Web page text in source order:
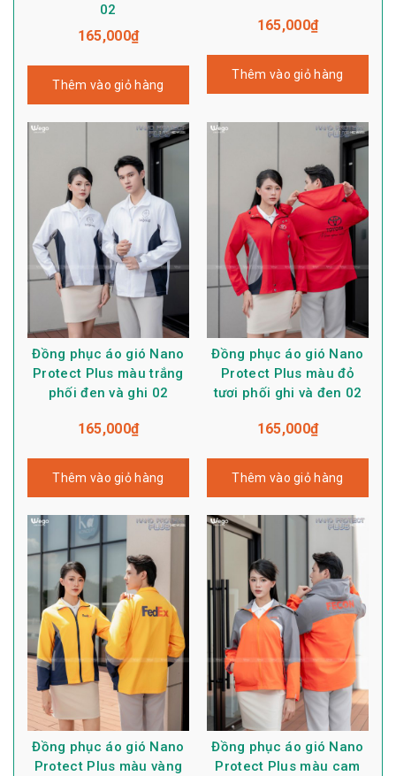
02
165,000₫
Thêm vào giỏ hàng
165,000₫
Thêm vào giỏ hàng
Đồng phục áo gió Nano
Protect Plus màu trắng
phối đen và ghi 02
165,000₫
Thêm vào giỏ hàng
Đồng phục áo gió Nano
Protect Plus màu đỏ
tươi phối ghi và đen 02
165,000₫
Thêm vào giỏ hàng
Đồng phục áo gió Nano
Protect Plus màu vàng
Đồng phục áo gió Nano
Protect Plus màu cam